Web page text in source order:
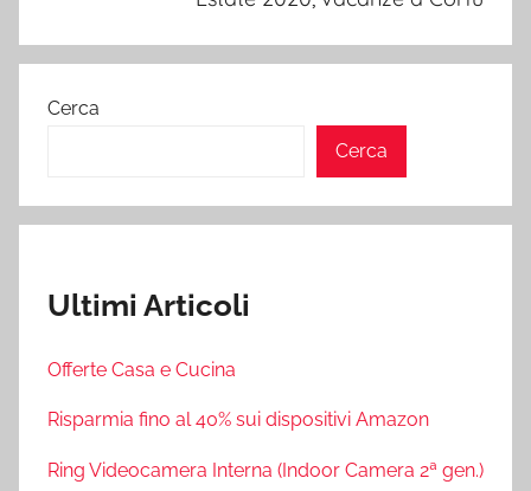
Cerca
Cerca
Ultimi Articoli
Offerte Casa e Cucina
Risparmia fino al 40% sui dispositivi Amazon
Ring Videocamera Interna (Indoor Camera 2ª gen.)